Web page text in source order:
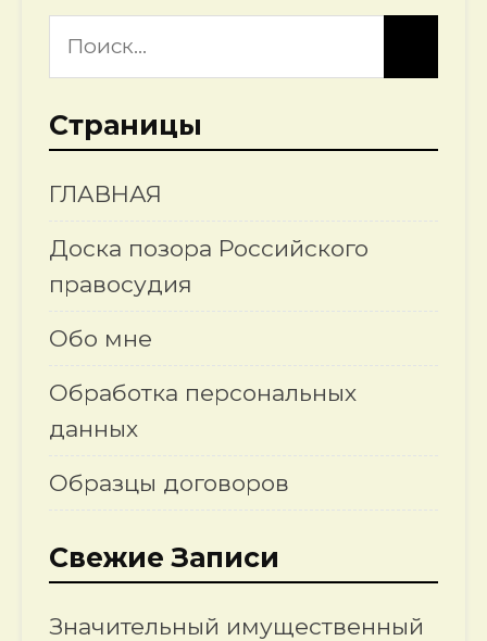
Страницы
ГЛАВНАЯ
Доска позора Российского
правосудия
Обо мне
Обработка персональных
данных
Образцы договоров
Свежие Записи
Значительный имущественный